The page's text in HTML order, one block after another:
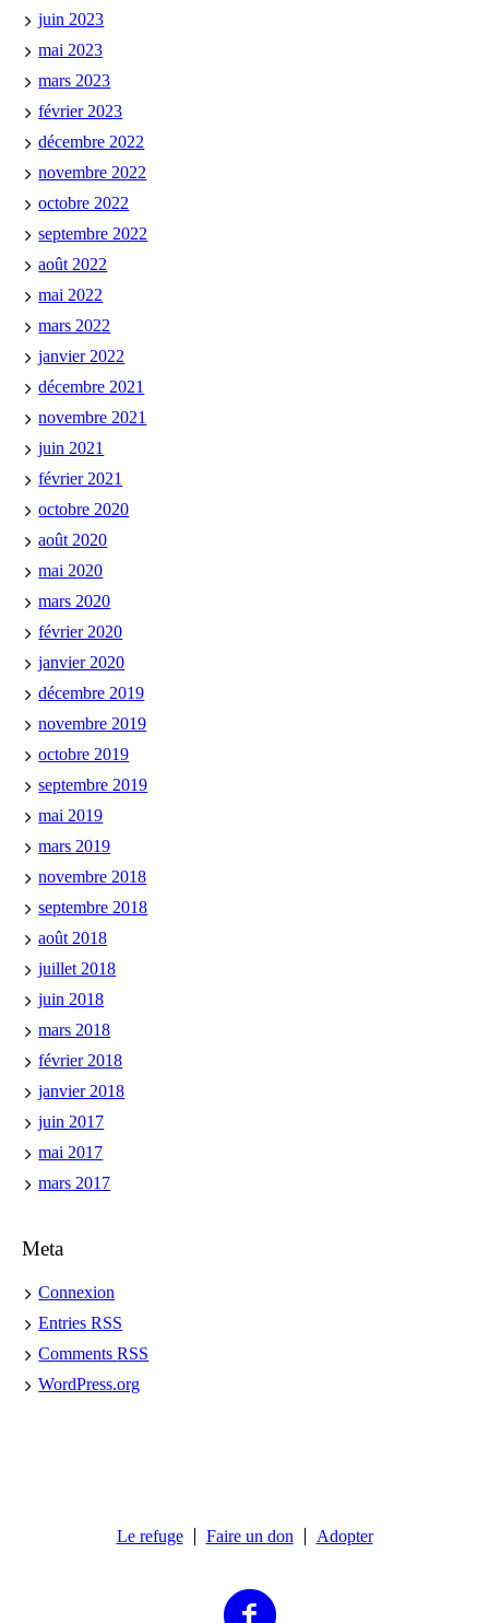
juin 2023
mai 2023
mars 2023
février 2023
décembre 2022
novembre 2022
octobre 2022
septembre 2022
août 2022
mai 2022
mars 2022
janvier 2022
décembre 2021
novembre 2021
juin 2021
février 2021
octobre 2020
août 2020
mai 2020
mars 2020
février 2020
janvier 2020
décembre 2019
novembre 2019
octobre 2019
septembre 2019
mai 2019
mars 2019
novembre 2018
septembre 2018
août 2018
juillet 2018
juin 2018
mars 2018
février 2018
janvier 2018
juin 2017
mai 2017
mars 2017
Meta
Connexion
EntriesRSS
CommentsRSS
WordPress.org
Le refuge Faire un don Adopter